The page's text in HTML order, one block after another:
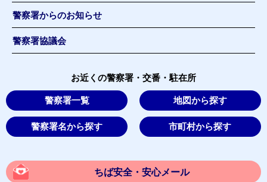
警察署からのお知らせ
警察署協議会
お近くの警察署・交番・駐在所
警察署一覧 地図から探す
警察署名から探す 市町村から探す
ちば安全・安心メール